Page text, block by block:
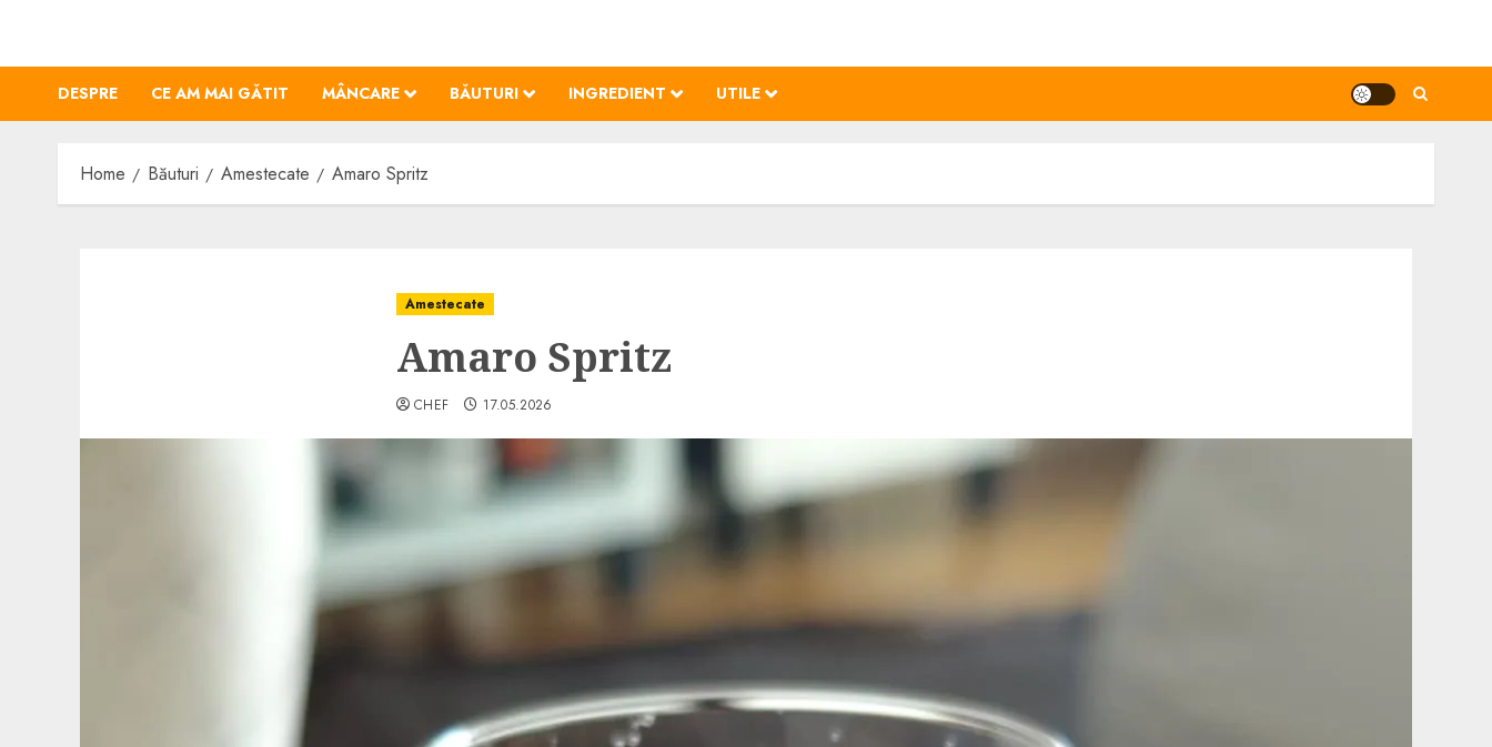
content
DESPRE CE AM MAI GĂTIT MÂNCARE BĂUTURI INGREDIENT UTILE
Home Băuturi Amestecate Amaro Spritz
Amestecate
Amaro Spritz
CHEF 17.05.2026